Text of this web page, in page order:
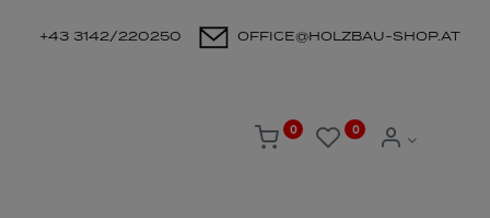
+43 3142/220250 OFFICE@HOLZBAU-SHOP.AT
0 0